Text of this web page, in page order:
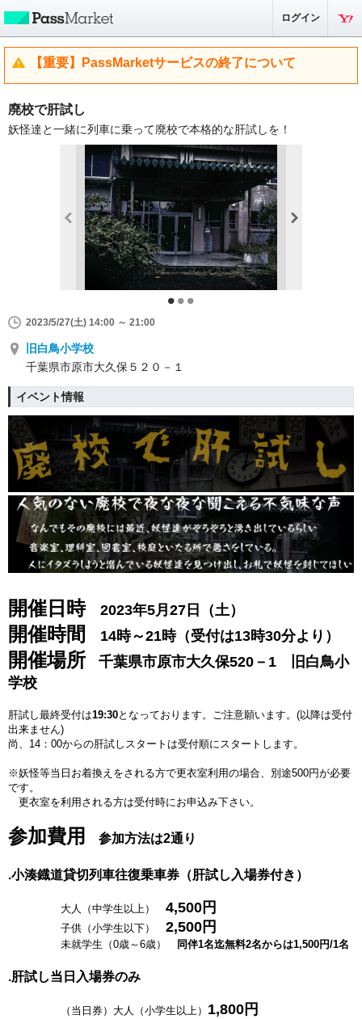
ログイン
【重要】PassMarketサービスの終了について
廃校で肝試し
妖怪達と一緒に列車に乗って廃校で本格的な肝試しを！
2023/5/27(土) 14:00 ～ 21:00
旧白鳥小学校
千葉県市原市大久保５２０－１
イベント情報
開催日時2023年5月27日（土）
開催時間 14時～21時（受付は13時30分より）
開催場所 千葉県市原市大久保520－1 旧白鳥小
学校
肝試し最終受付は19:30となっております。ご注意願います。(以降は受付
出来ません)
尚、14：00からの肝試しスタートは受付順にスタートします。
※妖怪等当日お着換えをされる方で更衣室利用の場合、別途500円が必要
です。
更衣室を利用される方は受付時にお申込み下さい。
参加費用 参加方法は2通り
.小湊鐡道貸切列車往復乗車券（肝試し入場券付き）
大人（中学生以上） 4,500円
子供（小学生以下） 2,500円
未就学生（0歳～6歳） 同伴1名迄無料2名からは1,500円/1名
.肝試し当日入場券のみ
（当日券）大人 （小学生以上） 1,800円